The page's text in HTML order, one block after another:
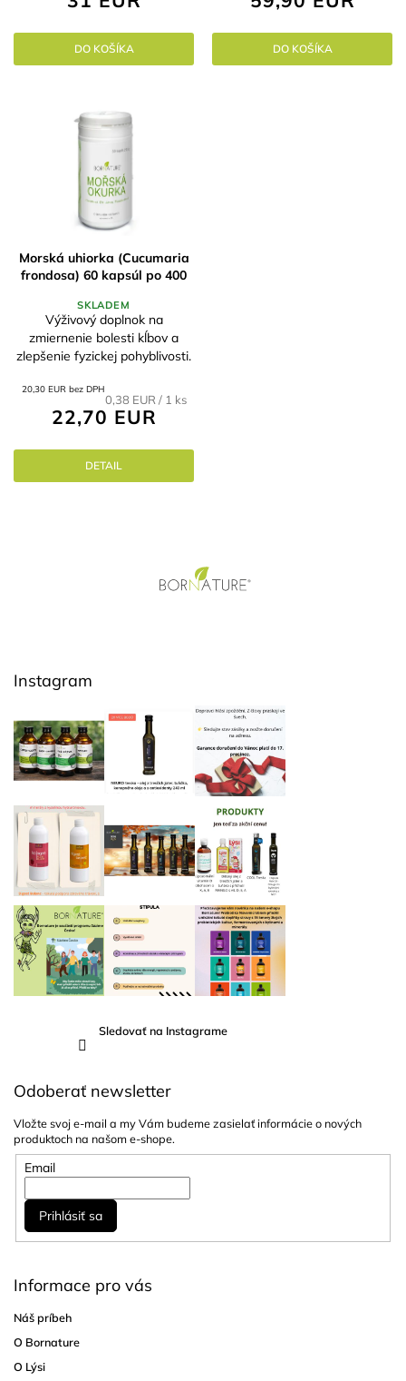
DO KOŠÍKA DO KOŠÍKA
Morská uhiorka (Cucumaria
frondosa) 60 kapsúl po 400
SKLADEM
20,30 EUR bez DPH
22,70 EUR
Jednotková
cena:
0,38 EUR / 1 ks
DETAIL
Výživový doplnok na
zmiernenie bolesti kĺbov a
zlepšenie fyzickej pohyblivosti.
Instagram
Sledovať na Instagrame
Odoberať newsletter
Vložte svoj e-mail a my Vám budeme zasielať informácie o nových
produktoch na našom e-shope.
Email
Prihlásiť sa
Informace pro vás
Náš príbeh
O Bornature
O Lýsi